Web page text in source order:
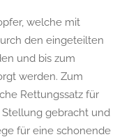
welche mit
den eingeteilten
und bis zum
werden. Zum
Rettungssatz für
gebracht und
für eine schonende